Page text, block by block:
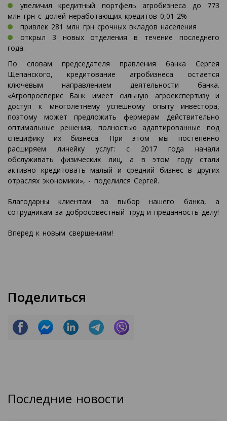
увеличил кредитный портфель агробизнеса до 773
млн грн с долей неработающих кредитов 0,01-2%
привлек 281 млн грн срочных вкладов населения
открыл 3 новых отделения в течение последнего
года.
По словам председателя правления банка Сергея
Щепанского, кредитование агробизнеса остается
ключевым направлением деятельности банка.
«Агропросперис Банк имеет сильную агроекспертизу и
доступ к многолетнему успешному опыту инвестора,
поэтому может предложить фермерам действительно
оптимальные решения, полностью адаптированные под
специфику их бизнеса. При этом мы постепенно
расширяем линейку услуг: с 2017 года начали
обслуживать физических лиц, а в этом году стали
активно кредитовать малый и средний бизнес в других
отраслях экономики», - поделился Сергей.
Благодарны клиентам за выбор нашего банка, а
сотрудникам за добросовестный труд и преданность делу!
Вперед к новым свершениям!
Поделиться
Последние новости